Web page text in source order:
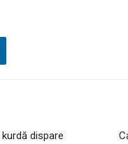
dispare